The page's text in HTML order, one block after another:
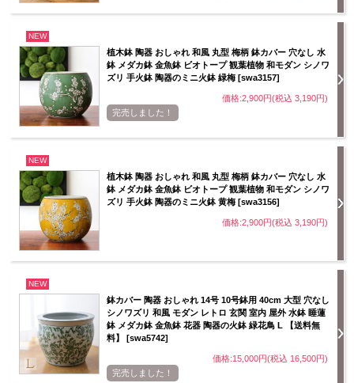
NEW
植木鉢 陶器 おしゃれ 和風 丸型 梅柄 鉢カバー 穴なし 水
鉢 メダカ鉢 金魚鉢 ビオトープ 観葉植物 和モダン シノワ
ズリ 手火鉢 陶器のミニ火鉢 緑梅 [swa3157]
価格:2,900円(税込 3,190円)
完売しました！
NEW
植木鉢 陶器 おしゃれ 和風 丸型 梅柄 鉢カバー 穴なし 水
鉢 メダカ鉢 金魚鉢 ビオトープ 観葉植物 和モダン シノワ
ズリ 手火鉢 陶器のミニ火鉢 黄梅 [swa3156]
価格:2,900円(税込 3,190円)
NEW
鉢カバー 陶器 おしゃれ 14号 10号鉢用 40cm 大型 穴なし
シノワズリ 和風 モダン レトロ 玄関 室内 屋外 水鉢 睡蓮
鉢 メダカ鉢 金魚鉢 花器 陶器の火鉢 緑花鳥 L 【送料無
料】 [swa5742]
価格:15,000円(税込 16,500円)
完売しました！